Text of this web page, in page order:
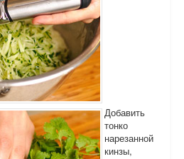
Добавить
тонко
нарезанной
кинзы,